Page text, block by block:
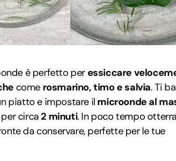
è perfetto per essiccare
come rosmarino, timo e salvia. Ti
piatto e impostare il microonde al
per circa 2 minuti. In poco tempo
da conservare, perfette per le tue